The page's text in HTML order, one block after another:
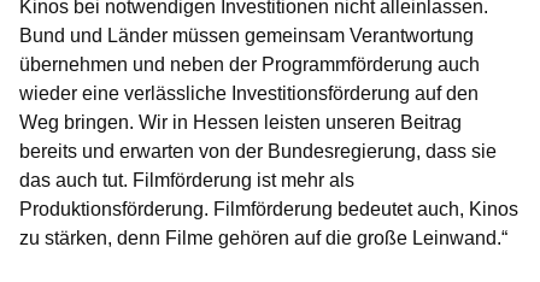
Kinos bei notwendigen Investitionen nicht alleinlassen.
Bund und Länder müssen gemeinsam Verantwortung
übernehmen und neben der Programmförderung auch
wieder eine verlässliche Investitionsförderung auf den
Weg bringen. Wir in Hessen leisten unseren Beitrag
bereits und erwarten von der Bundesregierung, dass sie
das auch tut. Filmförderung ist mehr als
Produktionsförderung. Filmförderung bedeutet auch, Kinos
zu stärken, denn Filme gehören auf die große Leinwand.“